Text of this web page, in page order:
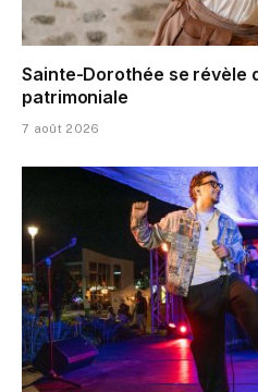
Sainte-Dorothée se révèle
patrimoniale
7 août 2026